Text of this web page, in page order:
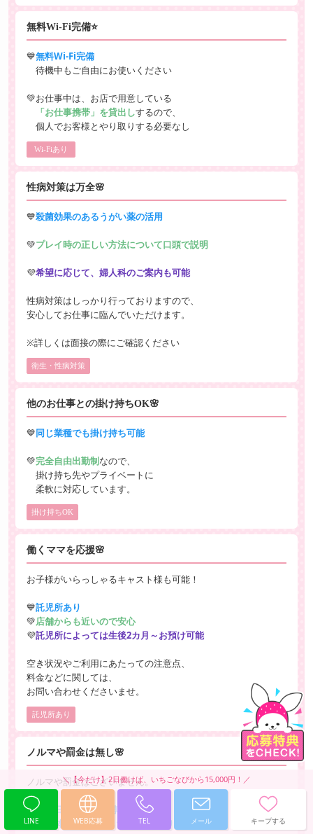
無料Wi-Fi完備⭐
💙無料Wi-Fi完備
待機中もご自由にお使いください
💚お仕事中は、お店で用意している
「お仕事携帯」を貸出しするので、
個人でお客様とやり取りする必要なし
Wi-Fiあり
性病対策は万全🌸
💙殺菌効果のあるうがい薬の活用
💚プレイ時の正しい方法について口頭で説明
💜希望に応じて、婦人科のご案内も可能
性病対策はしっかり行っておりますので、
安心してお仕事に臨んでいただけます。
※詳しくは面接の際にご確認ください
衛生・性病対策
他のお仕事との掛け持ちOK🌸
💙同じ業種でも掛け持ち可能
💚完全自由出勤制なので、
掛け持ち先やプライベートに
柔軟に対応しています。
掛け持ちOK
働くママを応援🌸
お子様がいらっしゃるキャスト様も可能！
💙託児所あり
💚店舗からも近いので安心
💜託児所によっては生後2カ月～お預け可能
空き状況やご利用にあたっての注意点、
料金などに関しては、
お問い合わせくださいませ。
託児所あり
ノルマや罰金は無し🌸
ノルマや罰金はございません。
💙出勤日数・時間の縛りや
指名本数等の厳しいノルマはありません
LINE WEB応募 TEL メール キープする